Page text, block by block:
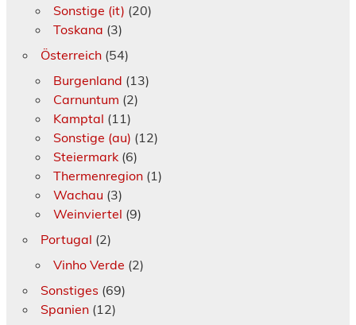
Sonstige (it) (20)
Toskana (3)
Österreich(54)
Burgenland (13)
Carnuntum (2)
Kamptal (11)
Sonstige (au) (12)
Steiermark(6)
Thermenregion(1)
Wachau (3)
Weinviertel (9)
Portugal (2)
Vinho Verde (2)
Sonstiges (69)
Spanien(12)